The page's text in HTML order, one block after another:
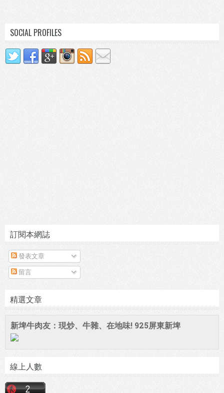
SOCIAL PROFILES
訂閱本網誌
發表文章
留言
精選文章
新埤牛肉友：現炒、牛雜、在地味! 925屏東新埤
線上人數